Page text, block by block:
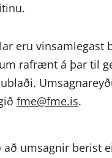
eru vinsamlegast
rafrænt á þar til
fme@fme.is.
að umsagnir berist